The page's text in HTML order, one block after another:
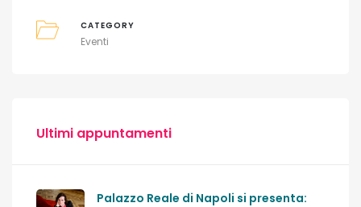
CATEGORY
Eventi
Ultimi appuntamenti
Palazzo Reale di Napoli si presenta: